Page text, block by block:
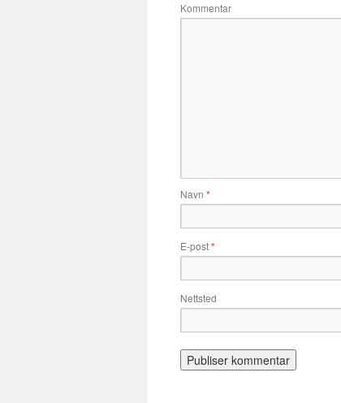
Kommentar
Navn *
E-post*
Nettsted